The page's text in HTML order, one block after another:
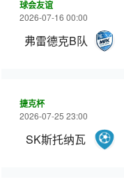
球会友谊
2026-07-16 00:00
弗雷德克B队
捷克杯
2026-07-25 23:00
SK斯托纳瓦